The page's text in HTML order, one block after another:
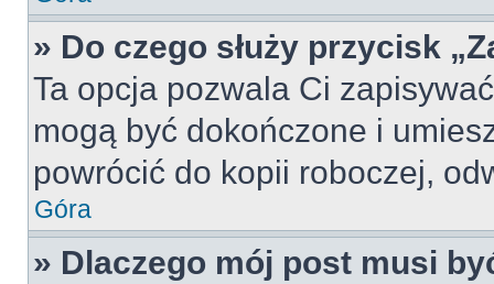
» Do czego służy przycisk
Ta opcja pozwala Ci
mogą być dokończone i
powrócić do kopii roboczej,
Góra
» Dlaczego mój post musi